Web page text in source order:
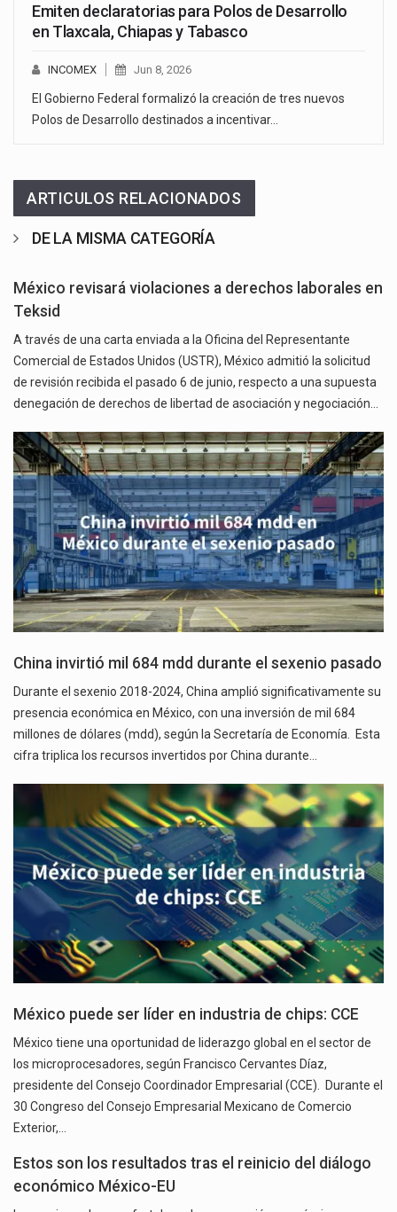
Emiten declaratorias para Polos de Desarrollo
en Tlaxcala, Chiapas y Tabasco
INCOMEX Jun 8, 2026
El Gobierno Federal formalizó la creación de tres nuevos
Polos de Desarrollo destinados a incentivar…
ARTICULOS RELACIONADOS
DE LA MISMA CATEGORÍA
México revisará violaciones a derechos laborales en
Teksid
A través de una carta enviada a la Oficina del Representante
Comercial de Estados Unidos (USTR), México admitió la solicitud
de revisión recibida el pasado 6 de junio, respecto a una supuesta
denegación de derechos de libertad de asociación y negociación…
China invirtió mil 684 mdd durante el sexenio pasado
Durante el sexenio 2018-2024, China amplió significativamente su
presencia económica en México, con una inversión de mil 684
millones de dólares (mdd), según la Secretaría de Economía. Esta
cifra triplica los recursos invertidos por China durante…
México puede ser líder en industria de chips: CCE
México tiene una oportunidad de liderazgo global en el sector de
los microprocesadores, según Francisco Cervantes Díaz,
presidente del Consejo Coordinador Empresarial (CCE). Durante el
30 Congreso del Consejo Empresarial Mexicano de Comercio
Exterior,…
Estos son los resultados tras el reinicio del diálogo
económico México-EU